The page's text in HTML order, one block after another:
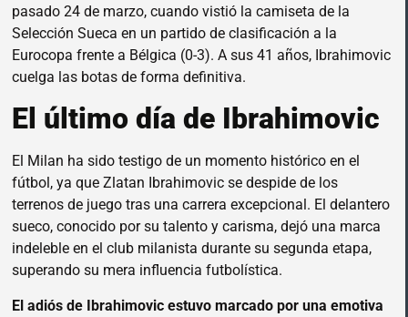
pasado 24 de marzo, cuando vistió la camiseta de la
Selección Sueca en un partido de clasificación a la
Eurocopa frente a Bélgica (0-3). A sus 41 años, Ibrahimovic
cuelga las botas de forma definitiva.
El último día de Ibrahimovic
El Milan ha sido testigo de un momento histórico en el
fútbol, ya que Zlatan Ibrahimovic se despide de los
terrenos de juego tras una carrera excepcional. El delantero
sueco, conocido por su talento y carisma, dejó una marca
indeleble en el club milanista durante su segunda etapa,
superando su mera influencia futbolística.
El adiós de Ibrahimovic estuvo marcado por una emotiva